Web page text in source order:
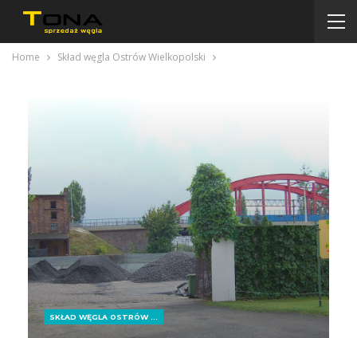
Home Skład węgla Ostrów Wielkopolski